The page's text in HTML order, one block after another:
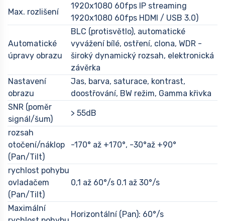
Max. rozlišení
1920x1080 60fps IP streaming
1920x1080 60fps HDMI / USB 3.0)
Automatické
úpravy obrazu
BLC (protisvětlo), automatické
vyvážení bílé, ostření, clona, WDR -
široký dynamický rozsah, elektronická
závěrka
Nastavení
obrazu
Jas, barva, saturace, kontrast,
doostřování, BW režim, Gamma křivka
SNR (poměr
signál/šum)
> 55dB
rozsah
otočení/náklop
(Pan/Tilt)
-170° až +170°, -30°až +90°
rychlost pohybu
ovladačem
(Pan/Tilt)
0,1 až 60°/s 0.1 až 30°/s
Maximální
Horizontální (Pan): 60°/s